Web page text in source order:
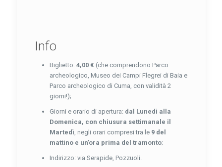
Info
Biglietto: 4,00 € (che comprendono Parco
archeologico, Museo dei Campi Flegrei di Baia e
Parco archeologico di Cuma, con validità 2
giorni!);
Giorni e orario di apertura: dal Lunedì alla
Domenica, con chiusura settimanale il
Martedì, negli orari compresi tra le9 del
mattino e un’ora prima del tramonto;
Indirizzo: via Serapide, Pozzuoli.